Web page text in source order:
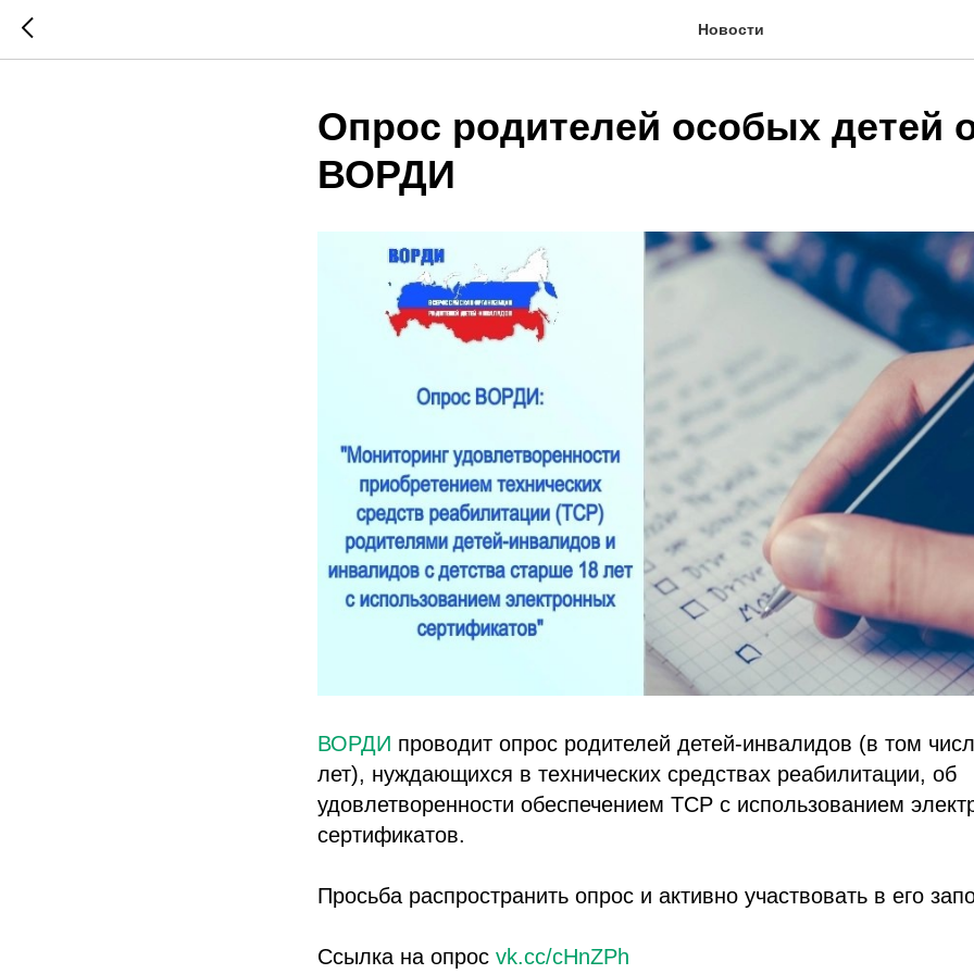
Новости
Опрос родителей особых детей
ВОРДИ
ВОРДИ проводит опрос родителей детей-инвалидов (в том
лет), нуждающихся в технических средствах реабилитации, об
удовлетворенности обеспечением ТСР с использованием
сертификатов.
Просьба распространить опрос и активно участвовать в его
Ссылка на опрос vk.cc/cHnZPh